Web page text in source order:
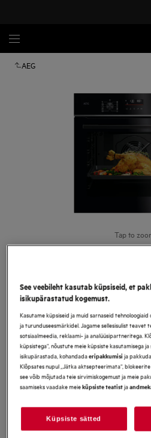
AEG
Tap to
TR6PB531SB
Ahi 6000 Seeria
SteamCrisp
Tootekirjeldus
Eelised
6000 SenseCook® ahi SteamCrisp®
tulemused.
Toidutermomeetri abil saate alati teada
See veebileht kasutab küpsiseid, et
isikupärastatud kogemust.
Kasutame küpsiseid ja muid sarnaseid
ja turunduseesmärkidel. Jagame sellesisulist teavet
sotsiaalmeedia, reklaami- ja analüüsipartneritega.
küpsistega“, nõustute meie küpsiste kasutamisega
isikupärastada, kohandadaeripakkumisija
Klõpsates nupul „Jätka aktsepteerimata“,
see võib mõjutada teie sirvimiskogemust ja meie
saamiseks vaadake meieküpsiste teatistja
Küpsiste sätted